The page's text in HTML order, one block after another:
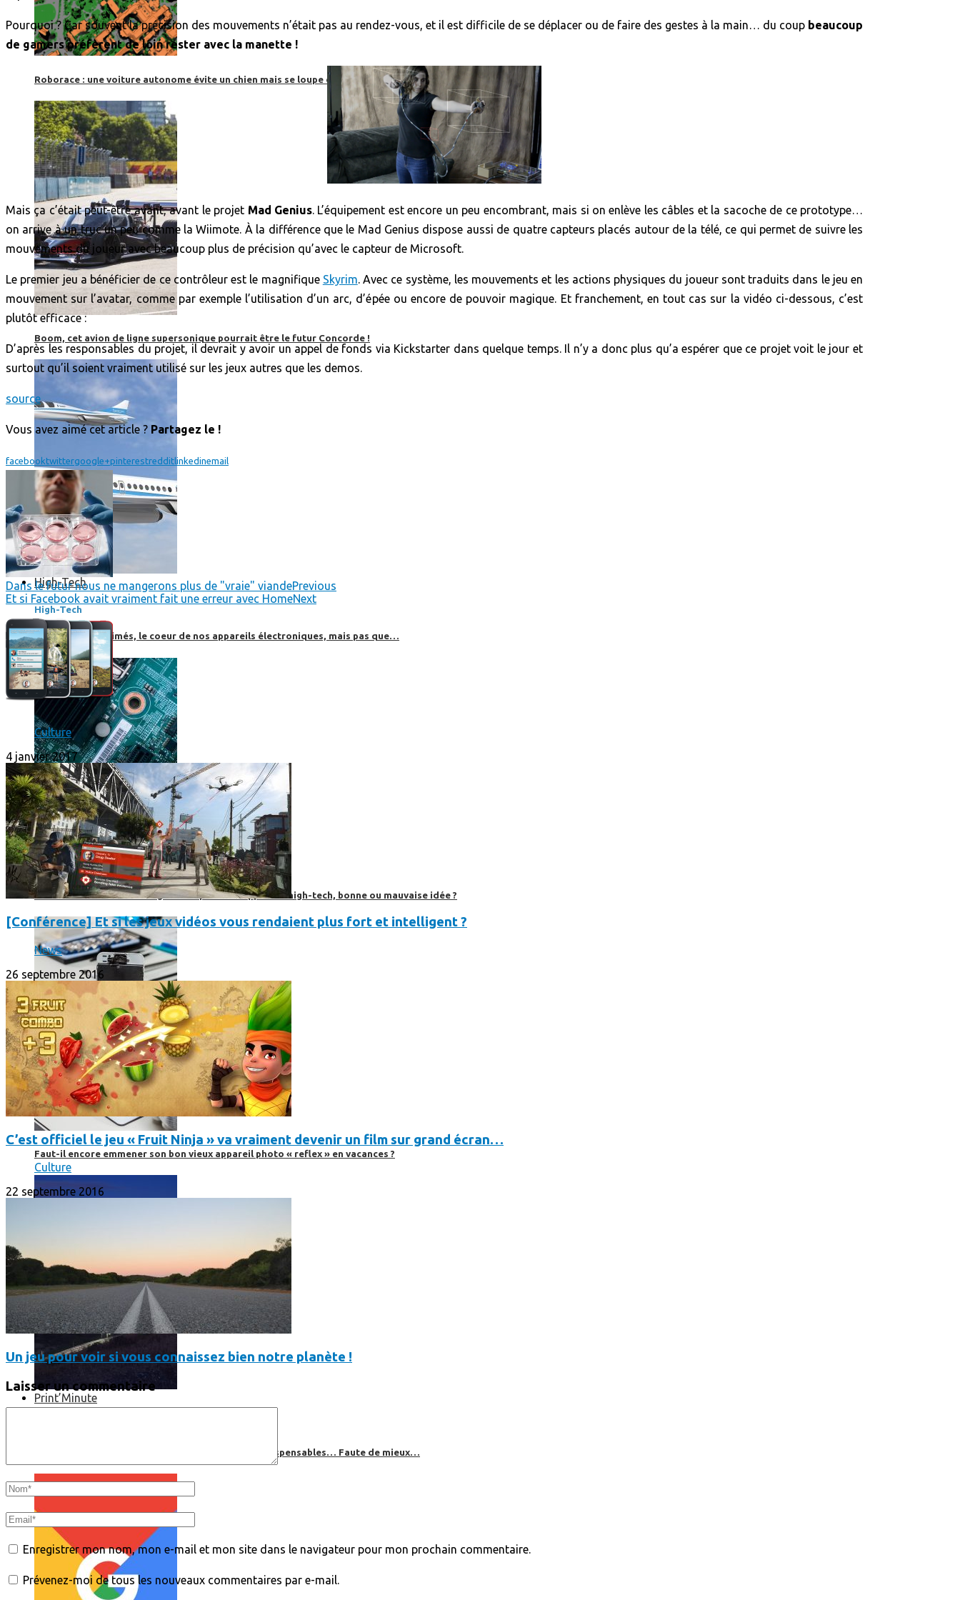
Roborace : une voiture autonome évite un chien mais se loupe dans un virage
Boom, cet avion de ligne supersonique pourrait être le futur Concorde !
High-Tech
High-Tech
Les circuits imprimés, le coeur de nos appareils électroniques, mais pas que…
Prendre une extension de garantie pour vos appareils high-tech, bonne ou mauvaise idée ?
Faut-il encore emmener son bon vieux appareil photo « reflex » en vacances ?
Print’Minute
Pourquoi les outils de Google sont-ils devenus indispensables… Faute de mieux…
Pourquoi ? Car souvent la précision des mouvements n’était pas au rendez-vous, et il est difficile de se déplacer ou de faire des gestes à la main… du coup beaucoup
de gamers préfèrent de loin rester avec la manette !
Mais ça c’était peut-être avant, avant le projet Mad Genius. L’équipement est encore un peu encombrant, mais si on enlève les câbles et la sacoche de ce prototype…
on arrive à un truc un peu comme la Wiimote. À la différence que le Mad Genius dispose aussi de quatre capteurs placés autour de la télé, ce qui permet de suivre les
mouvements du joueur avec beaucoup plus de précision qu’avec le capteur de Microsoft.
Le premier jeu a bénéficier de ce contrôleur est le magnifique Skyrim. Avec ce système, les mouvements et les actions physiques du joueur sont traduits dans le jeu en
mouvement sur l’avatar, comme par exemple l’utilisation d’un arc, d’épée ou encore de pouvoir magique. Et franchement, en tout cas sur la vidéo ci-dessous, c’est
plutôt efficace :
D’après les responsables du projet, il devrait y avoir un appel de fonds via Kickstarter dans quelque temps. Il n’y a donc plus qu’a espérer que ce projet voit le jour et
surtout qu’il soient vraiment utilisé sur les jeux autres que les demos.
source
Vous avez aimé cet article ? Partagez le !
facebooktwittergoogle+pinterestredditlinkedinemail
Dans le futur nous ne mangerons plus de "vraie" viandePrevious
Et si Facebook avait vraiment fait une erreur avec HomeNext
Culture
4 janvier 2017
[Conférence] Et si les jeux vidéos vous rendaient plus fort et intelligent ?
News
26 septembre 2016
C’est officiel le jeu « Fruit Ninja » va vraiment devenir un film sur grand écran…
Culture
22 septembre 2016
Un jeu pour voir si vous connaissez bien notre planète !
Laisser un commentaire
Enregistrer mon nom, mon e-mail et mon site dans le navigateur pour mon prochain commentaire.
Prévenez-moi de tous les nouveaux commentaires par e-mail.